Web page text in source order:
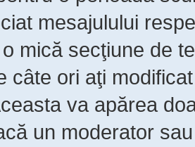
mesajulului
mică secţiune de
câte ori aţi
va apărea
un moderator